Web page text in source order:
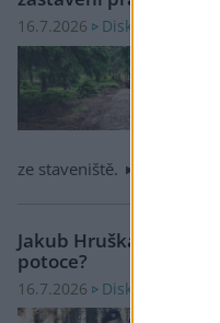
16.7.2026 Diskuse: 13
ze staveniště.
Jakub Hruška: Co a
potoce?
16.7.2026 Diskuse: 18